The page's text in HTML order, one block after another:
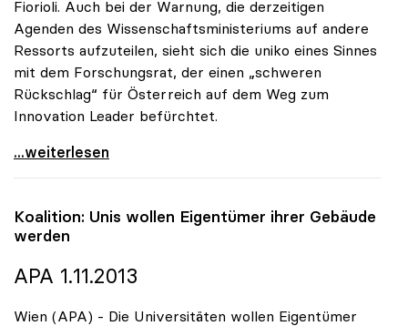
Fiorioli. Auch bei der Warnung, die derzeitigen
Agenden des Wissenschaftsministeriums auf andere
Ressorts aufzuteilen, sieht sich die uniko eines Sinnes
mit dem Forschungsrat, der einen „schweren
Rückschlag“ für Österreich auf dem Weg zum
Innovation Leader befürchtet.
uniko begrüsst Initiative des Forschungsrats für
...weiterlesen
Koalition: Unis wollen Eigentümer ihrer Gebäude
werden
APA 1.11.2013
Wien (APA) - Die Universitäten wollen Eigentümer